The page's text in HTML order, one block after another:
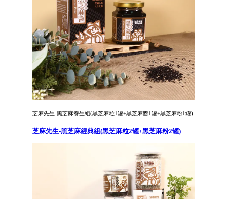
芝麻先生-黑芝麻養生組(黑芝麻粒1罐+黑芝麻醬1罐+黑芝麻粉1罐)
芝麻先生-黑芝麻經典組(黑芝麻粒2罐+黑芝麻粉2罐)